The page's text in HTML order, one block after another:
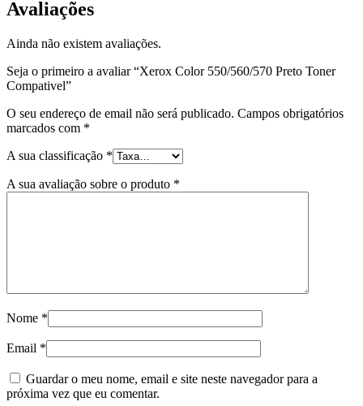
Avaliações
Ainda não existem avaliações.
Seja o primeiro a avaliar “Xerox Color 550/560/570 Preto Toner
Compativel”
O seu endereço de email não será publicado. Campos obrigatórios
marcados com *
A sua classificação *
A sua avaliação sobre o produto *
Nome *
Email *
Guardar o meu nome, email e site neste navegador para a
próxima vez que eu comentar.